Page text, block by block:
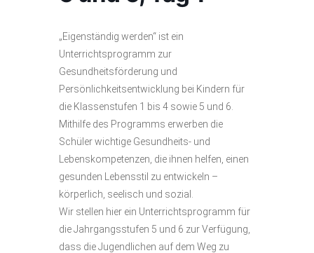
„Eigenständig werden“ ist ein
Unterrichtsprogramm zur
Gesundheitsförderung und
Persönlichkeitsentwicklung bei Kindern für
die Klassenstufen 1 bis 4 sowie 5 und 6.
Mithilfe des Programms erwerben die
Schüler wichtige Gesundheits- und
Lebenskompetenzen, die ihnen helfen, einen
gesunden Lebensstil zu entwickeln –
körperlich, seelisch und sozial.
Wir stellen hier ein Unterrichtsprogramm für
die Jahrgangsstufen 5 und 6 zur Verfügung,
dass die Jugendlichen auf dem Weg zu